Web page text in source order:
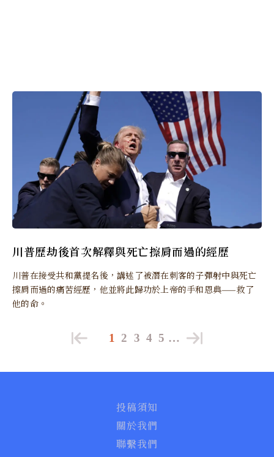
川普歷劫後首次解釋與死亡擦肩而過的經歷
川普在接受共和黨提名後，講述了被潛在刺客的子彈射中與死亡
擦肩而過的痛苦經歷，他並將此歸功於上帝的手和恩典——救了
他的命。
1 2 3 4 5 …
投稿須知
關於我們
聯繫我們